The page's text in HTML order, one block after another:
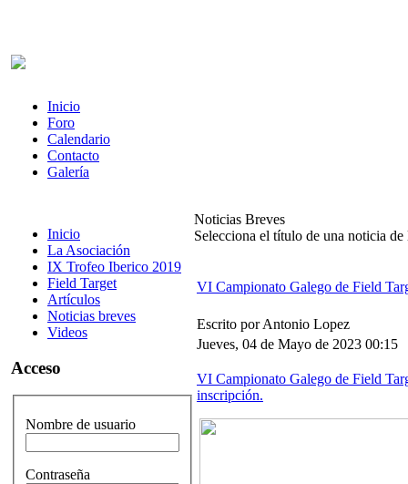
Inicio
Foro
Calendario
Contacto
Galería
Inicio
La Asociación
IX Trofeo Iberico 2019
Field Target
Artículos
Noticias breves
Videos
Acceso
Nombre de usuario
Contraseña
Noticias Breves
Selecciona el título de una noticia
VI Campionato Galego de Field
Escrito por Antonio Lopez
Jueves, 04 de Mayo de 2023 00:15
VI Campionato Galego de Field
inscripción.